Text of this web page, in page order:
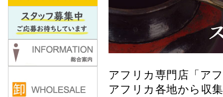
アフリカ専門店「ア
アフリカ各地から収